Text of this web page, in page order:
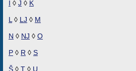
I ◊ J ◊ K
L ◊ LJ ◊ M
N ◊ NJ ◊ O
P ◊ R ◊ S
Š ◊ T ◊ U